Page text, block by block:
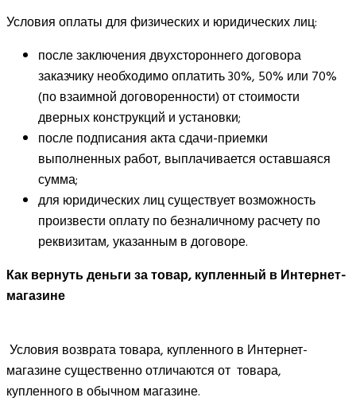
Условия оплаты для физических и юридических лиц:
после заключения двухстороннего договора
заказчику необходимо оплатить 30%, 50% или 70%
(по взаимной договоренности) от стоимости
дверных конструкций и установки;
после подписания акта сдачи-приемки
выполненных работ, выплачивается оставшаяся
сумма;
для юридических лиц существует возможность
произвести оплату по безналичному расчету по
реквизитам, указанным в договоре.
Как вернуть деньги за товар, купленный в Интернет-
магазине
Условия возврата товара, купленного в Интернет-
магазине существенно отличаются от товара,
купленного в обычном магазине.